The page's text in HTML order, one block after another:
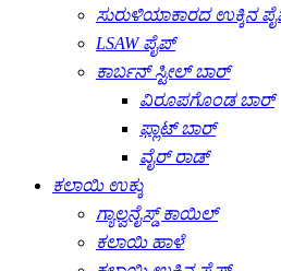
ಸುರುಳಿಯಾಕಾರದ ಉಕ್ಕಿನ
LSAW ಪೈಪ್
ಕಾರ್ಬನ್ ಸ್ಟೀಲ್ ಬಾರ್
ವಿರೂಪಗೊಂಡ ಬಾರ್
ಫ್ಲಾಟ್ ಬಾರ್
ವೈರ್ ರಾಡ್
ಕಲಾಯಿ ಉಕ್ಕು
ಗ್ಯಾಲ್ವನೈಸ್ಡ್ ಕಾಯಿಲ್
ಕಲಾಯಿ ಹಾಳೆ